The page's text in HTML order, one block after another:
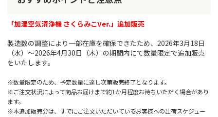
「加湿空気清浄機 さくらみこVer.」追加販売
製造数の調整により一部在庫を確保できたため、2026年3月18日
（水）～2026年4月30日（木）の期間内にて数量限定で追加販売
をいたします。
※数量限定のため、予定数量に達し次第販売終了となります。
※ご注文状況によって商品お届けまで約1か月程度お待ちいただく場合があり
ます。
※本追加販売分は、すでにご注文いただいているお客様への出荷スケジュー